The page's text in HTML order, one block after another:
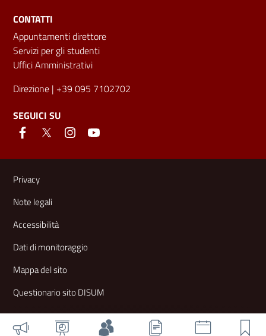
CONTATTI
Appuntamenti direttore
Servizi per gli studenti
Uffici Amministrativi
Direzione | +39 095 7102702
SEGUICI SU
Link e informazioni utili
Privacy
Note legali
Accessibilità
Dati di monitoraggio
Mappa del sito
Questionario sito DISUM